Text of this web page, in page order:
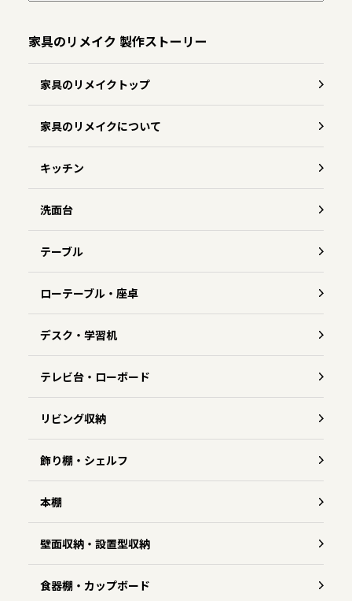
家具のリメイク 製作ストーリー
家具のリメイクトップ
家具のリメイクについて
キッチン
洗面台
テーブル
ローテーブル・座卓
デスク・学習机
テレビ台・ローボード
リビング収納
飾り棚・シェルフ
本棚
壁面収納・設置型収納
食器棚・カップボード